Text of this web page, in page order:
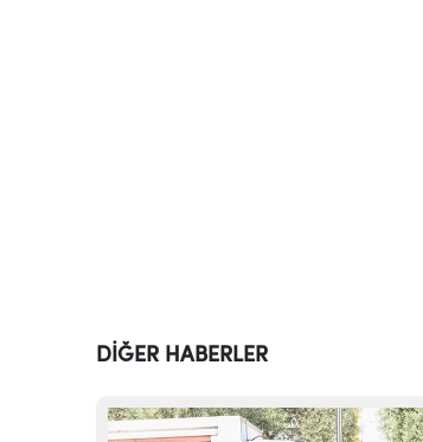
DİĞER HABERLER